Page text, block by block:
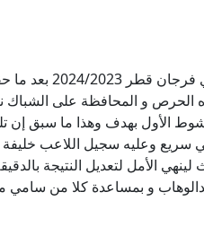
الأول بهدف وهذا ما سبق إن